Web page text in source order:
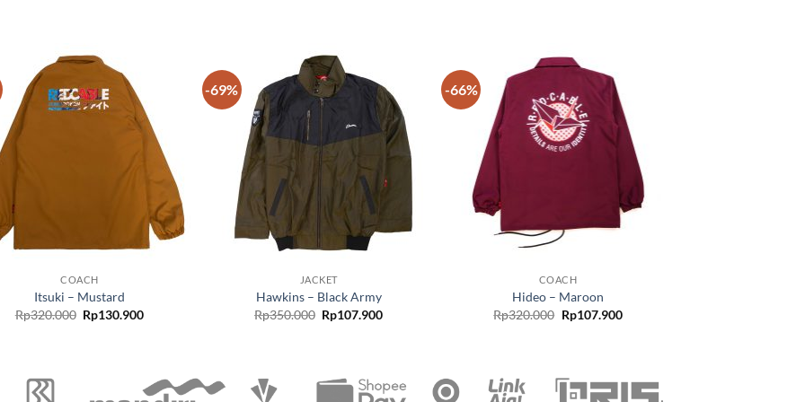
wishlist
COACH
Itsuki – Mustard
Rp320.000 Rp130.900
-69%
Add to
wishlist
JACKET
Hawkins – Black Army
Rp350.000 Rp107.900
-66%
wishlist
COACH
Hideo – Maroon
Rp320.000 Rp107.900